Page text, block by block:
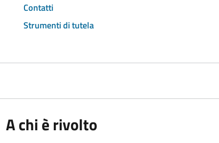
Contatti
Strumenti di tutela
A chi è rivolto